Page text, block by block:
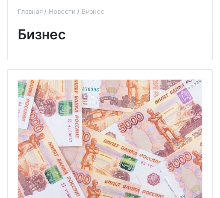
Главная Новости Бизнес
Бизнес